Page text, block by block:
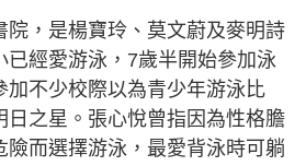
院，是楊寶玲、莫文蔚及麥明詩
已經愛游泳，7歲半開始參加泳
加不少校際以為青少年游泳比
日之星。張心悅曾指因為性格膽
險而選擇游泳，最愛背泳時可躺